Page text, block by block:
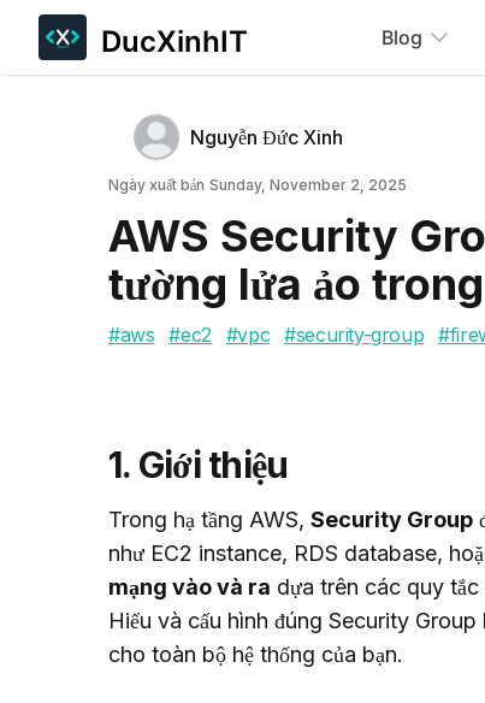
DucXinhIT Blog
Tác giả Name
Nguyễn Đức Xinh
Ngày xuất bản
Ngày xuất bản Sunday, November 2, 2025
AWS Security
tường lửa ảo
#aws #ec2 #vpc #security-group #
1. Giới thiệu
Trong hạ tầng AWS, Security Group
như EC2 instance, RDS database,
mạng vào và ra dựa trên các quy tắc
Hiểu và cấu hình đúng Security
cho toàn bộ hệ thống của bạn.